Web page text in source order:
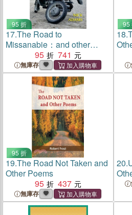
95 折
17.The Road to
Missanabie：and other
motorcycle road tales
95 741
無庫存
95
18.
95 折
19.The Road Not Taken and
Other Poems
95
437
無庫存
20.